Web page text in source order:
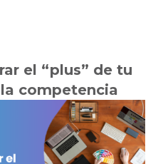
el “plus” de tu
competencia